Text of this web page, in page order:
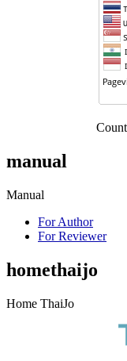
manual
Manual
For Author
For Reviewer
homethaijo
Home ThaiJo